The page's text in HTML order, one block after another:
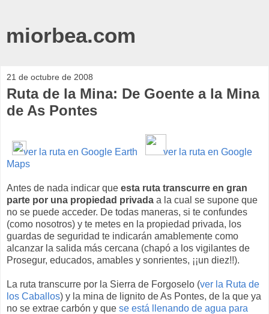
miorbea.com
21 de octubre de 2008
Ruta de la Mina: De Goente a la Mina
de As Pontes
ver la ruta en Google Earth
ver la ruta en Google
Maps
Antes de nada indicar que esta ruta transcurre en gran
parte por una propiedad privada a la cual se supone que
no se puede acceder. De todas maneras, si te confundes
(como nosotros) y te metes en la propiedad privada, los
guardas de seguridad te indicarán amablemente como
alcanzar la salida más cercana (chapó a los vigilantes de
Prosegur, educados, amables y sonrientes, ¡¡un diez!!).
La ruta transcurre por la Sierra de Forgoselo (ver la Ruta de
los Caballos) y la mina de lignito de As Pontes, de la que ya
no se extrae carbón y que se está llenando de agua para